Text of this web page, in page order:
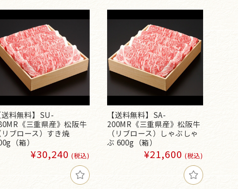
送料無料】SU-
《三重県産》松阪牛
リブロース）すき焼
（箱）
¥30,240 (税込)
【送料無料】SA-
200MR《三重県産》松阪牛
（リブロース）しゃぶしゃ
ぶ 600g（箱）
¥21,600 (税込)